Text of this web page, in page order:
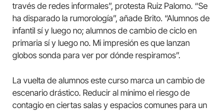
través de redes informales”, protesta Ruiz Palomo. “Se
ha disparado la rumorología”, añade Brito. “Alumnos de
infantil sí y luego no; alumnos de cambio de ciclo en
primaria sí y luego no. Mi impresión es que lanzan
globos sonda para ver por dónde respiramos”.
La vuelta de alumnos este curso marca un cambio de
escenario drástico. Reducir al mínimo el riesgo de
contagio en ciertas salas y espacios comunes para un